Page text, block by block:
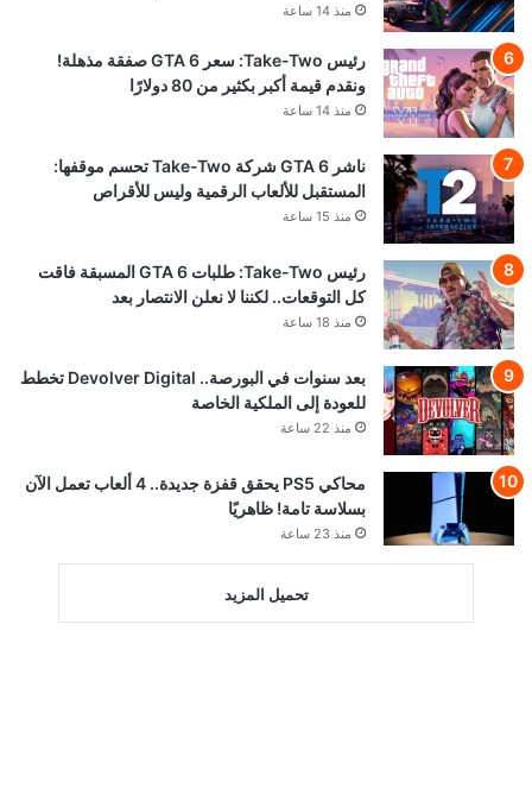
منذ 14 ساعة
رئيس Take-Two: سعر GTA 6 صفقة مذهلة!
ونقدم قيمة أكبر بكثير من 80 دولارًا
منذ 14 ساعة
ناشر GTA 6 شركة Take-Two تحسم موقفها:
المستقبل للألعاب الرقمية وليس للأقراص
منذ 15 ساعة
رئيس Take-Two: طلبات GTA 6 المسبقة فاقت
كل التوقعات.. لكننا لا نعلن الانتصار بعد
منذ 18 ساعة
بعد سنوات في البورصة.. Devolver Digital تخطط
للعودة إلى الملكية الخاصة
منذ 22 ساعة
محاكي PS5 يحقق قفزة جديدة.. 4 ألعاب تعمل الآن
بسلاسة تامة! ظاهريًا
منذ 23 ساعة
تحميل المزيد